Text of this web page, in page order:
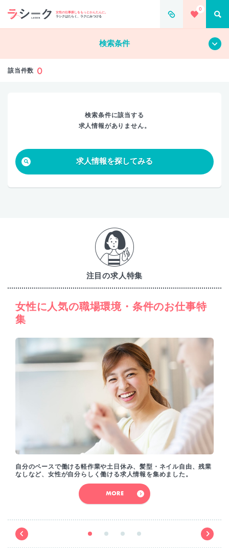
女性の仕事探しをもっとかんたんに。
ラシクはたらく、ラクにみつける
0
すべて
検索条件
該当件数 0
検索条件に該当する
求人情報がありません。
求人情報を探してみる
注目の求人特集
女性に人気の職場環境・条件のお仕事特
集
自分のペースで働ける軽作業や土日休み、髪型・ネイル自由、残業
なしなど、女性が自分らしく働ける求人情報を集めました。
MORE